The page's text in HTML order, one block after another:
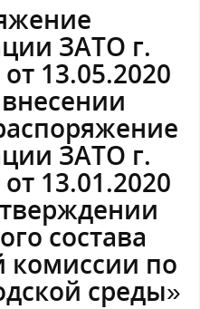
ЗАТО г.
13.05.2020
ЗАТО г.
13.01.2020
состава
комиссии по
среды»